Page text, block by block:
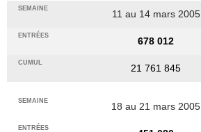
11 au 14 mars 2005
678 012
21 761 845
18 au 21 mars 2005